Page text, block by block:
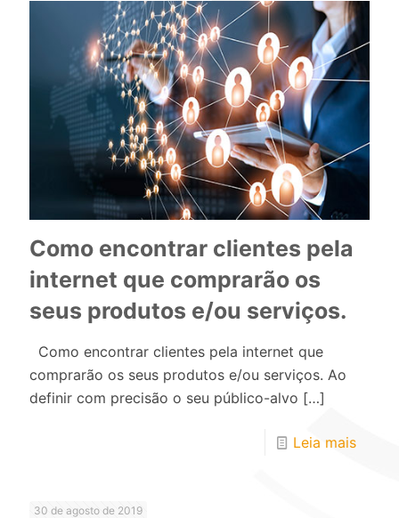
Como encontrar clientes pela
internet que comprarão os
seus produtos e/ou serviços.
Como encontrar clientes pela internet que
comprarão os seus produtos e/ou serviços. Ao
definir com precisão o seu público-alvo […]
Leia mais
30 de agosto de 2019